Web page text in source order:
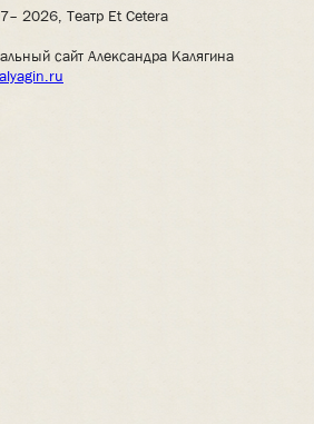
2026, Театр Et Cetera
сайт Александра Калягина